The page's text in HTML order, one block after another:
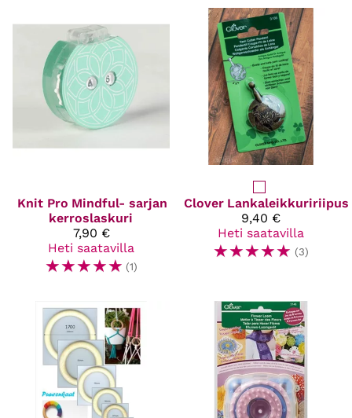
Knit Pro Mindful- sarjan
kerroslaskuri
7,90 €
Heti saatavilla
☆☆☆☆☆ (1)
Clover Lankaleikkuririipus
9,40 €
Heti saatavilla
☆☆☆☆☆ (3)